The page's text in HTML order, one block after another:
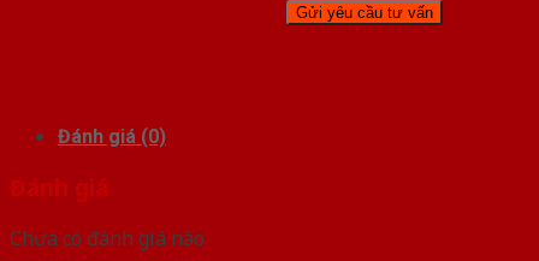
Đánh giá (0)
Đánh giá
Chưa có đánh giá nào.